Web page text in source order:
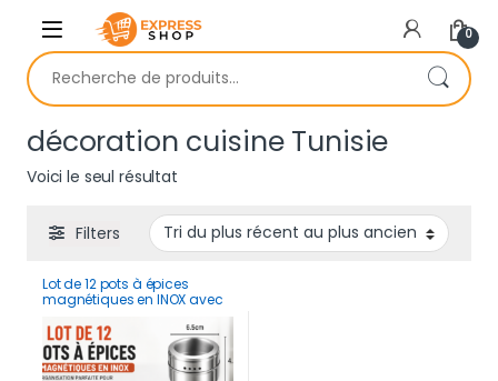
Skip to navigation
Skip to content
0
Recherche pour :
décoration cuisine Tunisie
Voici le seul résultat
Filters
Lot de 12 pots à épices
magnétiques en INOX avec